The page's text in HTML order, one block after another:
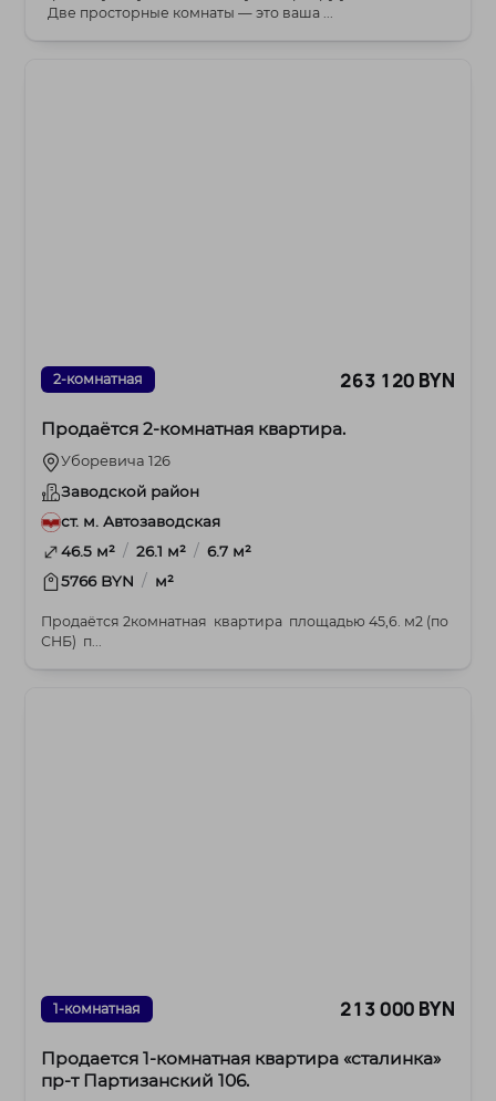
Две просторные комнаты — это ваша ...
2-комнатная 263 120 BYN
Продаётся 2‑комнатная квартира.
Уборевича 126
Заводской район
ст. м. Автозаводская
46.5 м² / 26.1 м² / 6.7 м²
5766 BYN / м²
Продаётся 2комнатная квартира площадью 45,6. м2 (по
СНБ) п...
1-комнатная 213 000 BYN
Продается 1-комнатная квартира «сталинка»
пр-т Партизанский 106.